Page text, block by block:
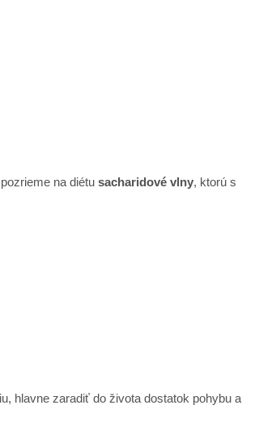
na diétu sacharidové vlny, ktorú s
hlavne zaradiť do života dostatok pohybu a